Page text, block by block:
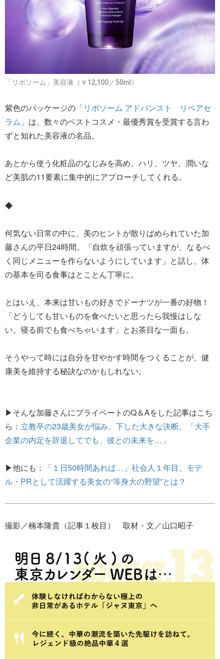
「リポソーム」美容液（￥12,100／50ml）
紫色のパッケージの 「リポソーム アドバンスト リペアセ
ラム」 は、数々のベストコスメ・最優秀賞を受賞する言わ
ずと知れた美容液の名品。
あとから使う化粧品のなじみを高め、ハリ、ツヤ、潤いな
ど美肌の11要素に集中的にアプローチしてくれる。
◆
何気ない日常の中に、美のヒントが散りばめられていた加
藤さんの平日24時間。「自炊を頑張っていますが、なるべ
く同じメニューを作らないようにしています」と話し、体
の基本を司る食事はとことん丁寧に。
とはいえ、本来は甘いもの好きでドーナツが一番の好物！
「どうしても甘いものを食べたいと思ったら我慢はしな
い。寝る前でも食べちゃいます」とお茶目な一面も。
そうやって時には自分を甘やかす時間をつくることが、健
康美を維持する秘訣なのかもしれない。
▶そんな加藤さんにプライベートのQ＆Aをした記事はこち
ら： 立教卒の23歳美女が悩み、下した大きな決断。「大手
企業の内定を辞退してでも、彼との未来を…」
▶他にも：
「１日50時間あれば…」社会人１年目、モデ
ル・PRとして活躍する美女の“等身大の野望”とは？
撮影／楠本隆貴（記事１枚目） 取材・文／山口昭子